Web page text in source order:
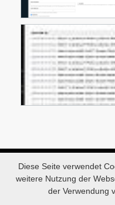
Diese Seite verwendet
weitere Nutzung der
der Verwendung